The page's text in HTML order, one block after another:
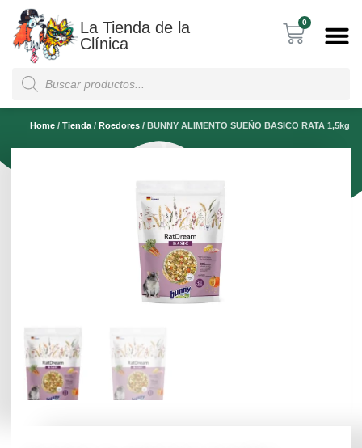
La Tienda de la
Clínica
0
Home / Tienda / Roedores / BUNNY ALIMENTO SUEÑO BASICO RATA 1,5kg